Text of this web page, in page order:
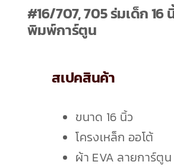
บทความ
เกี่ยวกับเรา
#16/707, 705 ร่มเด็ก 16
พิมพ์การ์ตูน
สเปคสินค้า
ขนาด 16 นิ้ว
โครงเหล็ก ออโต้
ผ้า EVA ลายการ์ตูน